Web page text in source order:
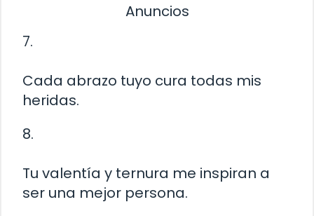
Anuncios
7.
Cada abrazo tuyo cura todas mis
heridas.
8.
Tu valentía y ternura me inspiran a
ser una mejor persona.